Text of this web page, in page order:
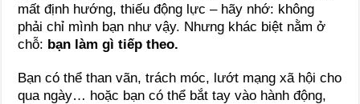
mất định hướng, thiếu động lực – hãy nhớ: không
phải chỉ mình bạn như vậy. Nhưng khác biệt nằm ở
chỗ: bạn làm gì tiếp theo.
Bạn có thể than vãn, trách móc, lướt mạng xã hội cho
qua ngày… hoặc bạn có thể bắt tay vào hành động,